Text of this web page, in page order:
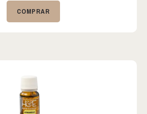
COMPRAR